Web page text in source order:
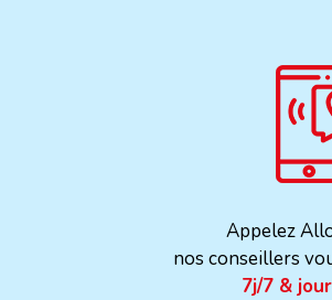
Appelez
nos conseillers
7j/7 &